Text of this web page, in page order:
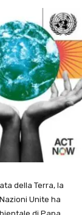
della Terra, la
Unite ha